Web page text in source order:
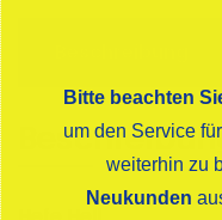
Bitte beachten
um den Service
weiterhin zu
Neukunden